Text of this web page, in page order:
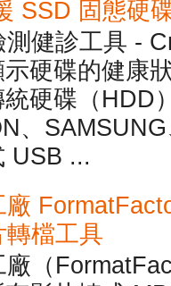
SSD 固態硬
測健診工具 -
硬碟的健康
硬碟（HDD
、
USB ...
廠
轉檔工具
廠（